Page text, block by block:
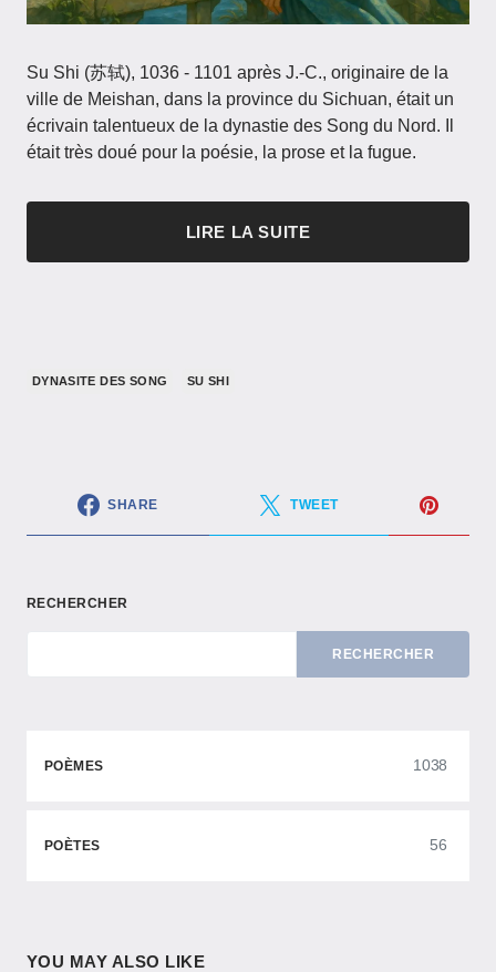
Su Shi (苏轼), 1036 - 1101 après J.-C., originaire de la
ville de Meishan, dans la province du Sichuan, était un
écrivain talentueux de la dynastie des Song du Nord. Il
était très doué pour la poésie, la prose et la fugue.
LIRE LA SUITE
DYNASITE DES SONG SU SHI
SHARE TWEET
RECHERCHER
RECHERCHER
POÈMES 1038
POÈTES 56
YOU MAY ALSO LIKE